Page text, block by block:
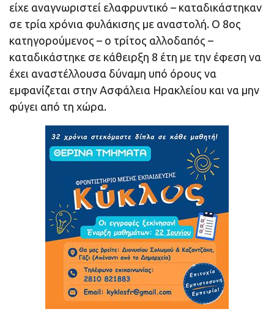
είχε αναγνωριστεί ελαφρυντικό – καταδικάστηκαν
σε τρία χρόνια φυλάκισης με αναστολή. Ο 8ος
κατηγορούμενος – ο τρίτος αλλοδαπός –
καταδικάστηκε σε κάθειρξη 8 έτη με την έφεση να
έχει αναστέλλουσα δύναμη υπό όρους να
εμφανίζεται στην Ασφάλεια Ηρακλείου και να μην
φύγει από τη χώρα.